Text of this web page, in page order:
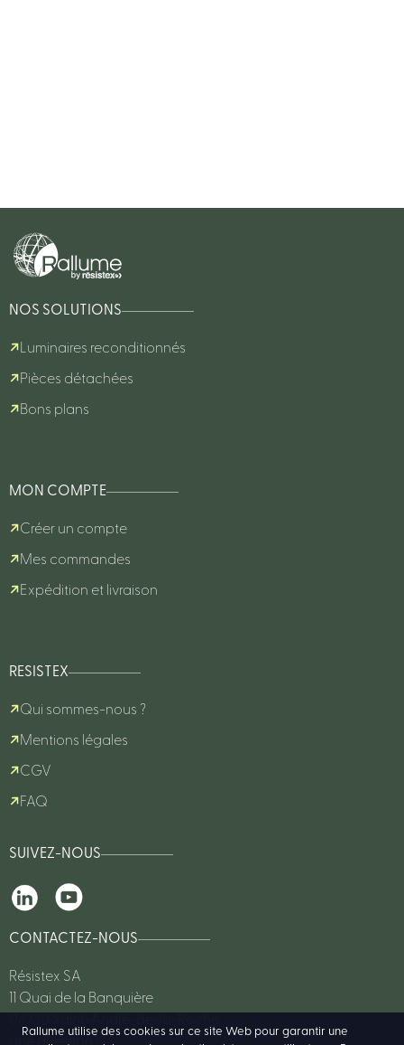
Rallume utilise des cookies sur ce site Web pour garantir une
NOS SOLUTIONS
Luminaires reconditionnés
Pièces détachées
Bons plans
MON COMPTE
Créer un compte
Mes commandes
Expédition et livraison
RESISTEX
Qui sommes-nous ?
Mentions légales
CGV
FAQ
SUIVEZ-NOUS
CONTACTEZ-NOUS
Résistex SA
11 Quai de la Banquière